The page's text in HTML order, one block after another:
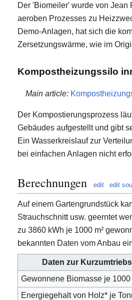
Der 'Biomeiler' wurde von
aeroben Prozesses zu
Demo-Anlagen, hat sich die
Zersetzungswärme, wie im
Kompostheizungssilo
Main article:
Der Kompostierungsprozess
Gebäudes aufgestellt und gibt
Ein Wasserkreislauf zur
bei einfachen Anlagen nicht
Berechnungen edit edit
Auf einem Gartengrundstück
Strauchschnitt usw. geerntet
zu 3860 kWh je 1000 m²
bekannten Daten vom Anbau
Daten zur
Gewonnene Biomasse je 1000
Energiegehalt von Holz* je